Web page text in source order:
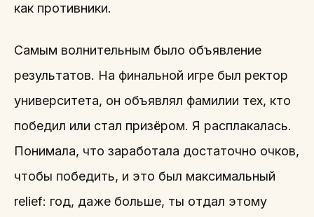
как противники.
Самым волнительным было объявление
результатов. На финальной игре был ректор
университета, он объявлял фамилии тех, кто
победил или стал призёром. Я расплакалась.
Понимала, что заработала достаточно очков,
чтобы победить, и это был максимальный
relief: год, даже больше, ты отдал этому